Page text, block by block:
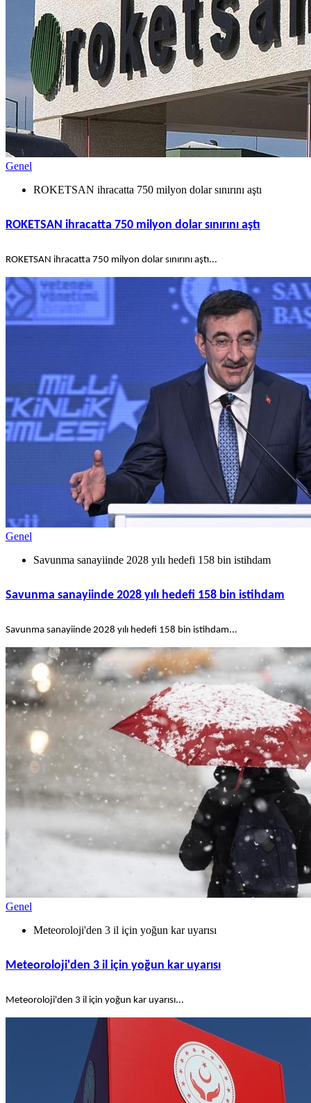
Genel
ROKETSAN ihracatta 750 milyon dolar sınırını aştı
ROKETSAN ihracatta 750 milyon dolar sınırını aştı
ROKETSAN ihracatta 750 milyon dolar sınırını aştı...
Genel
Savunma sanayiinde 2028 yılı hedefi 158 bin istihdam
Savunma sanayiinde 2028 yılı hedefi 158 bin istihdam
Savunma sanayiinde 2028 yılı hedefi 158 bin istihdam...
Genel
Meteoroloji'den 3 il için yoğun kar uyarısı
Meteoroloji'den 3 il için yoğun kar uyarısı
Meteoroloji'den 3 il için yoğun kar uyarısı...